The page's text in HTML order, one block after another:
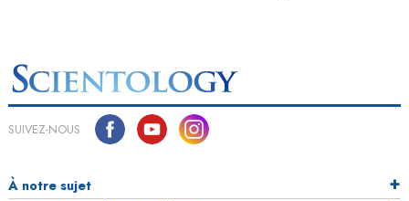
SUIVEZ-NOUS
À notre sujet